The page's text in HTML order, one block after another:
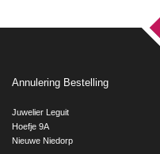
Annulering Bestelling
Juwelier Leguit
Hoefje 9A
Nieuwe Niedorp